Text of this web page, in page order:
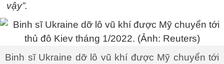
vậy”.
Binh sĩ Ukraine dỡ lô vũ khí được Mỹ chuyển tới